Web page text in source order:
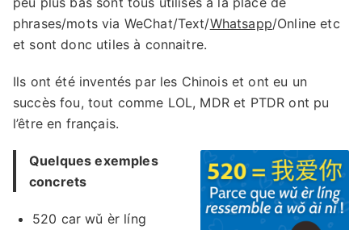
phrases/mots via WeChat/Text/Whatsapp/Online etc
et sont donc utiles à connaitre.
Ils ont été inventés par les Chinois et ont eu un
succès fou, tout comme LOL, MDR et PTDR ont pu
l’être en français.
Quelques exemples
concrets
520 car wǔ èr líng